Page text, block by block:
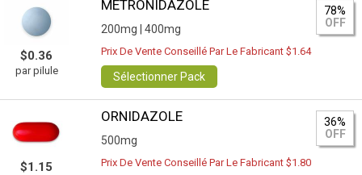
$0.36
par pilule
METRONIDAZOLE
200mg | 400mg
78%
OFF
Prix De Vente Conseillé Par Le Fabricant $1.64
Sélectionner Pack
$1.15
ORNIDAZOLE
500mg
36%
OFF
Prix De Vente Conseillé Par Le Fabricant $1.80